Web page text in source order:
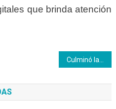
que brinda atención